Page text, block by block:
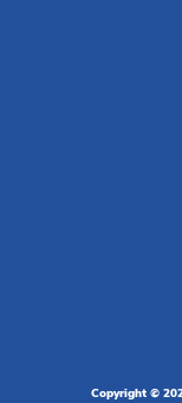
Copyright ©